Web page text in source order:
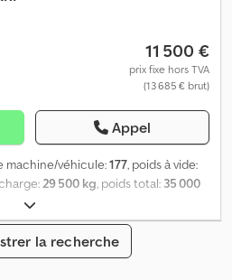
11 500 €
prix fixe hors TVA
(13 685 € brut)
Appel
machine/véhicule:177, poids à vide:
29 500 kg, poids total: 35 000
3 essieux
de chargement:24 m³, suspension:
65 r22,5, couleur:argenté
EBS (système de freinage
la recherche